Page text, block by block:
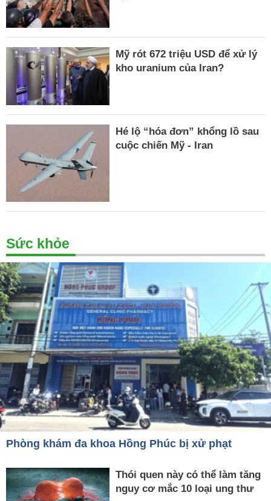
Mỹ rót 672 triệu USD để xử lý
kho uranium của Iran?
Hé lộ “hóa đơn” khổng lồ sau
cuộc chiến Mỹ - Iran
Sức khỏe
Phòng khám đa khoa Hồng Phúc bị xử phạt
Thói quen này có thể làm tăng
nguy cơ mắc 10 loại ung thư